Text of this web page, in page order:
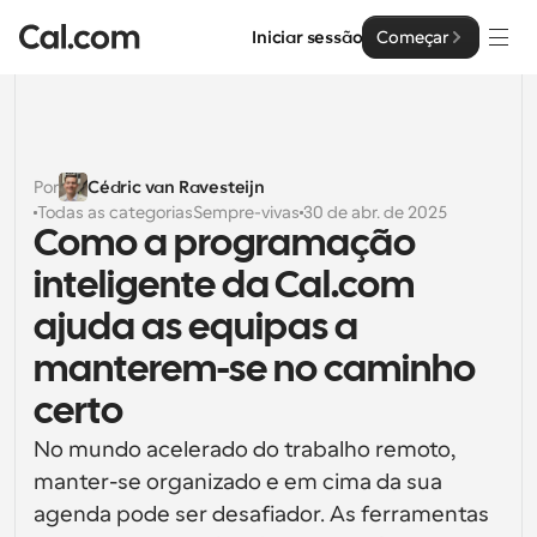
Iniciar sessão Começar
Soluções
Por tamanho da equipa
Para Indivíduos
Agendamento pessoal simplificado
Agendamento colaborativo para grupos
Para Organizações
Equipas maiores que agendam para um maior controlo
Para Empresas
Empresa
Desenvolvedor
Documentação do Desenvolvedor
Documentação para a plataforma Cal.com
API
Recursos
Tipo de Letra: Cal Sans UI & Text
O nosso próprio tipo de letra variável para o design de
Preços
Por
Cédric van Ravesteijn
Todas as categoriasSempre-vivas 30 de abr. de 2025
Como a programação
inteligente da Cal.com
ajuda as equipas a
manterem-se no caminho
certo
No mundo acelerado do trabalho remoto,
manter-se organizado e em cima da sua
agenda pode ser desafiador. As ferramentas